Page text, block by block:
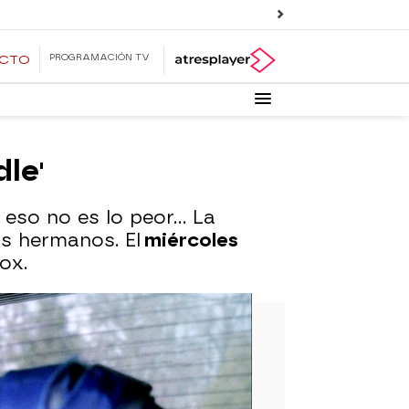
PROGRAMACIÓN TV
no es lo peor... La
hermanos. El miércoles